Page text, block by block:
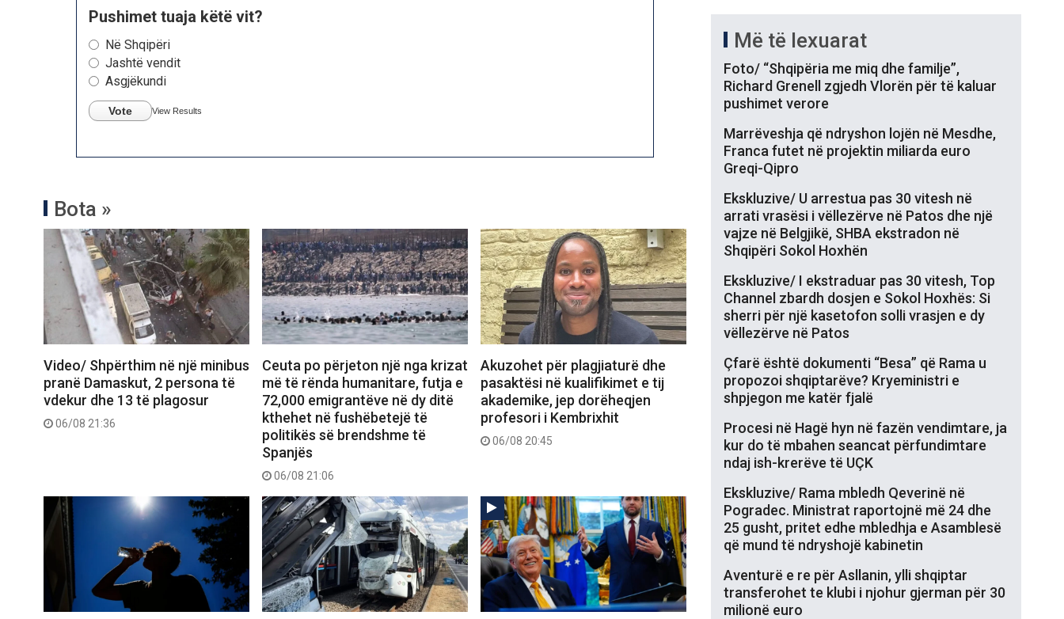
Pushimet tuaja këtë vit?
Në Shqipëri
Jashtë vendit
Asgjëkundi
Vote View Results
Bota »
Video/ Shpërthim në një minibus
pranë Damaskut, 2 persona të
vdekur dhe 13 të plagosur
06/08 21:36
Ceuta po përjeton një nga krizat
më të rënda humanitare, futja e
72,000 emigrantëve në dy ditë
kthehet në fushëbetejë të
politikës së brendshme të
Spanjës
06/08 21:06
Akuzohet për plagjiaturë dhe
pasaktësi në kualifikimet e tij
akademike, jep dorëheqjen
profesori i Kembrixhit
06/08 20:45
Më të lexuarat
Foto/ “Shqipëria me miq dhe familje”,
Richard Grenell zgjedh Vlorën për të kaluar
pushimet verore
Marrëveshja që ndryshon lojën në Mesdhe,
Franca futet në projektin miliarda euro
Greqi-Qipro
Ekskluzive/ U arrestua pas 30 vitesh në
arrati vrasësi i vëllezërve në Patos dhe një
vajze në Belgjikë, SHBA ekstradon në
Shqipëri Sokol Hoxhën
Ekskluzive/ I ekstraduar pas 30 vitesh, Top
Channel zbardh dosjen e Sokol Hoxhës: Si
sherri për një kasetofon solli vrasjen e dy
vëllezërve në Patos
Çfarë është dokumenti “Besa” që Rama u
propozoi shqiptarëve? Kryeministri e
shpjegon me katër fjalë
Procesi në Hagë hyn në fazën vendimtare, ja
kur do të mbahen seancat përfundimtare
ndaj ish-krerëve të UÇK
Ekskluzive/ Rama mbledh Qeverinë në
Pogradec. Ministrat raportojnë më 24 dhe
25 gusht, pritet edhe mbledhja e Asamblesë
që mund të ndryshojë kabinetin
Aventurë e re për Asllanin, ylli shqiptar
transferohet te klubi i njohur gjerman për 30
milionë euro